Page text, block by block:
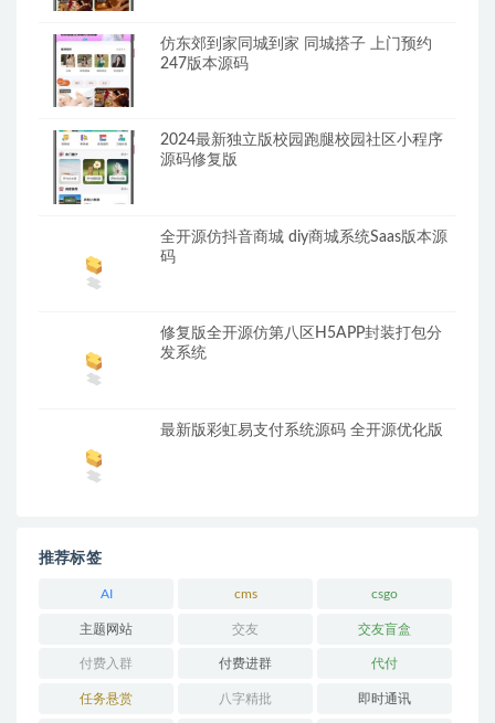
仿东郊到家同城到家 同城搭子 上门预约
247版本源码
2024最新独立版校园跑腿校园社区小程序
源码修复版
全开源仿抖音商城 diy商城系统Saas版本源
码
修复版全开源仿第八区H5APP封装打包分
发系统
最新版彩虹易支付系统源码 全开源优化版
推荐标签
AI cms csgo
主题网站 交友 交友盲盒
付费入群 付费进群 代付
任务悬赏 八字精批 即时通讯